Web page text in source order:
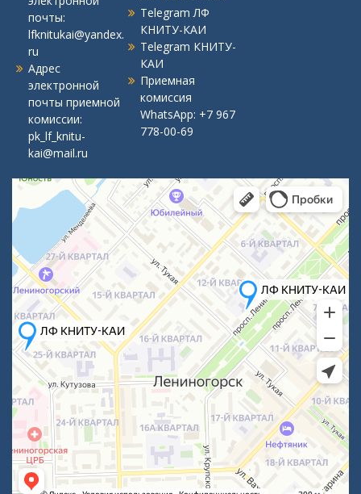
почты:
lfknitukai@yandex.
ru
Адрес
электронной
почты приемной
комиссии:
pk_lf_knitu-
kai@mail.ru
Telegram ЛФ
КНИТУ-КАИ
Telegram КНИТУ-
КАИ
Приемная
комиссия
WhatsApp: +7 967
778-00-69